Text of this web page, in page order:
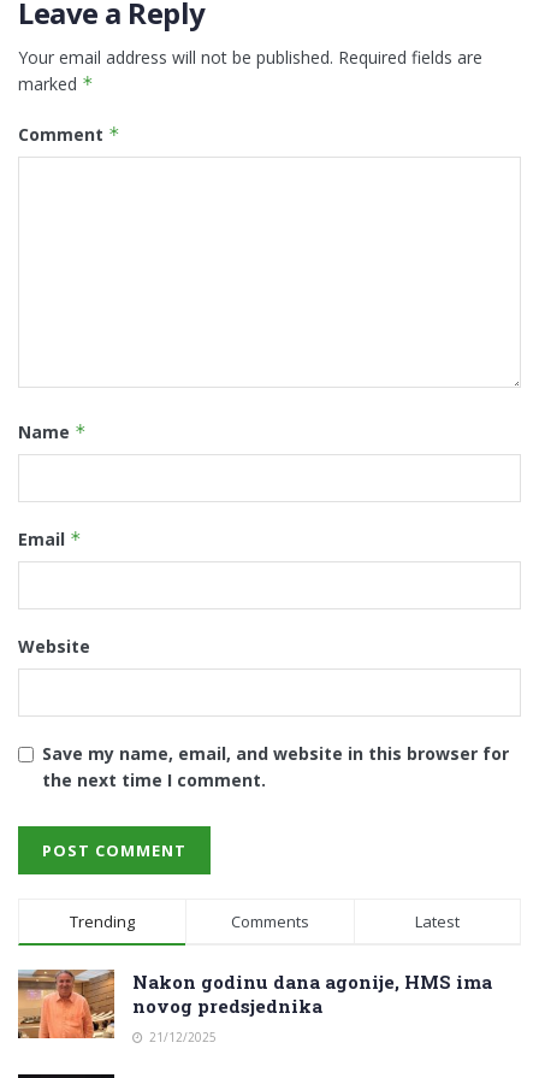
Leave a Reply
Your email address will not be published. Required fields are
marked *
Comment *
Name *
Email *
Website
Save my name, email, and website in this browser for
the next time I comment.
Trending Comments Latest
Nakon godinu dana agonije, HMS ima
novog predsjednika
21/12/2025